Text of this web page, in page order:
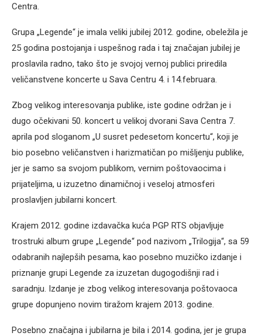
Centra.
Grupa „Legende“ je imala veliki jubilej 2012. godine, obeležila je
25 godina postojanja i uspešnog rada i taj značajan jubilej je
proslavila radno, tako što je svojoj vernoj publici priredila
veličanstvene koncerte u Sava Centru 4. i 14.februara.
Zbog velikog interesovanja publike, iste godine održan je i
dugo očekivani 50. koncert u velikoj dvorani Sava Centra 7.
aprila pod sloganom „U susret pedesetom koncertu“, koji je
bio posebno veličanstven i harizmatičan po mišljenju publike,
jer je samo sa svojom publikom, vernim poštovaocima i
prijateljima, u izuzetno dinamičnoj i veseloj atmosferi
proslavljen jubilarni koncert.
Krajem 2012. godine izdavačka kuća PGP RTS objavljuje
trostruki album grupe „Legende“ pod nazivom „Trilogija“, sa 59
odabranih najlepših pesama, kao posebno muzičko izdanje i
priznanje grupi Legende za izuzetan dugogodišnji rad i
saradnju. Izdanje je zbog velikog interesovanja poštovaoca
grupe dopunjeno novim tiražom krajem 2013. godine.
Posebno značajna i jubilarna je bila i 2014. godina, jer je grupa